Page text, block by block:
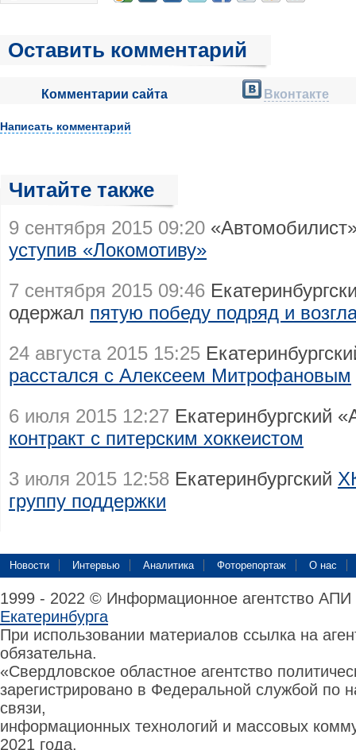
Оставить комментарий
Комментарии сайта Вконтакте
Написать комментарий
Читайте также
9 сентября 2015 09:20
уступив «Локомотиву»
7 сентября 2015 09:46
одержал пятую победу подряд и
24 августа 2015 15:25
расстался с Алексеем Митрофановым
6 июля 2015 12:27 Екатеринбургский
контракт с питерским хоккеистом
3 июля 2015 12:58 Екатеринбургский
группу поддержки
Новости Интервью Аналитика Фоторепортаж О нас
1999 - 2022 © Информационное агентство
Екатеринбурга
При использовании материалов ссылка на
обязательна.
«Свердловское областное агентство
зарегистрировано в Федеральной службой по
связи,
информационных технологий и массовых
2021 года.